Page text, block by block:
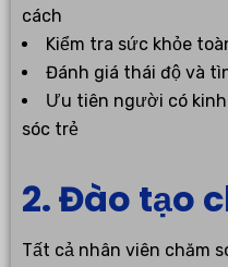
cách
Kiểm tra sức khỏe
Đánh giá thái độ và
Ưu tiên người có
sóc trẻ
2. Đào tạo
Tất cả nhân viên chăm